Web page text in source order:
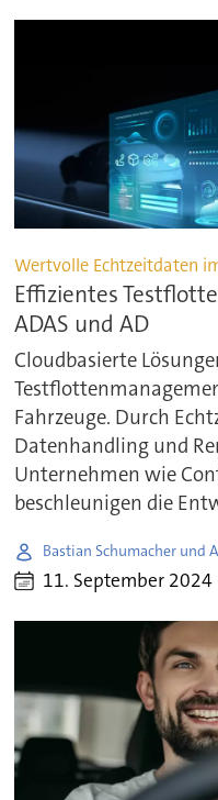
Wertvolle Echtzeitdaten
Effizientes
ADAS und AD
Cloudbasierte
Fahrzeuge. Durch
Datenhandling und
Unternehmen wie
beschleunigen die
Bastian Schumacher und
11. September 2024